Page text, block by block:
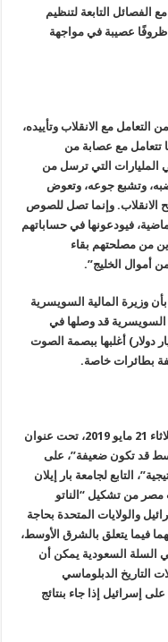
الفصائل التابعة لتنظيم
عصيبة في مواجهة
مع الانقلاب وتأييده،
تتعامل مع عصابة من
المليارات التي ترسل من
وتشبع جوعه، وتعوض
الانقلاب. وإنما تصل للصوص
فيودعونها في حساباتهم
من مصلحتهم بقاء
أموال الخليج”.
2013، خبرًا يفيد بأن وزيرة المالية السويسرية
قد وصلها في
أشهر المنصرمة وحدها من مصر (65 مليار دولار) أغلبها ببصمة الصوت
بطائرات خاصة.
واعتبر الباحث الصهيوني، في مقال نشر له الثلاثاء 21 مايو 2019، تحت عنوان
قد تكون ضعيفة”، على
التابع لجامعة بار إيلان
مصر من تشكيل “الناتو
والولايات المتحدة بحاجة
فيما يتعلق بالشرق الأوسط،
السلة السعودية يمكن أن
التاريخ الدبلوماسي
إسرائيل إذا جاء بنتائج